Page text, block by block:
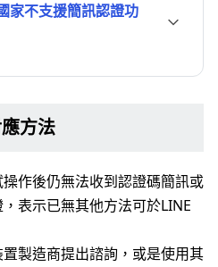
家不支援簡訊認證功
方法
作後仍無法收到認證碼簡訊或
表示已無其他方法可於LINE
製造商提出諮詢，或是使用其